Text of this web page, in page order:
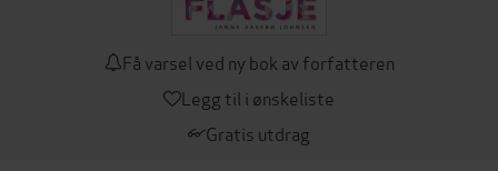
Få varsel ved ny bok av forfatteren
Legg til i ønskeliste
Gratis utdrag